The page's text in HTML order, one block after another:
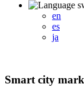
en
es
ja
Smart city